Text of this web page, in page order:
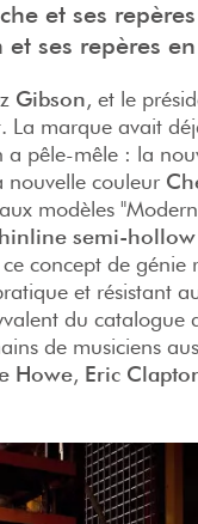
et ses
ses repères
Gibson, et le
La marque avait
pêle-mêle : la
nouvelle couleur
modèles
semi-hollow
concept de génie
et résistant
du
de musiciens
Howe, Eric